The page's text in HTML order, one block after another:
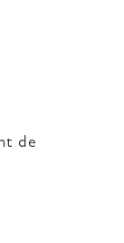
de